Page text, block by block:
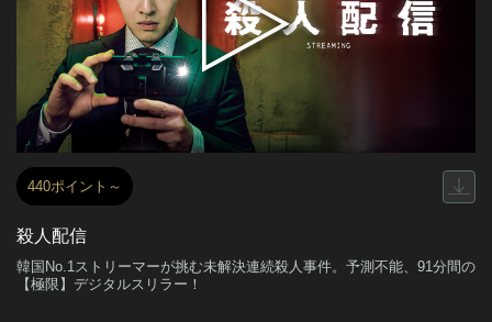
440ポイント～
殺人配信
韓国No.1ストリーマーが挑む未解決連続殺人事件。予測不能、91分間の
【極限】デジタルスリラー！